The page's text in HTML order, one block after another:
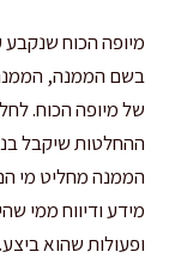
מיופה הכוח
בשם הממנה,
של מיופה הכוח.
ההחלטות שיקבל
הממנה מחליט מי
מידע ודיווח ממי
ופעולות שהוא